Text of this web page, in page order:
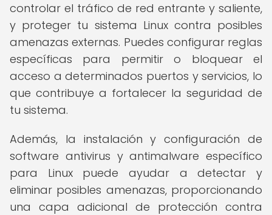
controlar el tráfico de red entrante y saliente,
y proteger tu sistema Linux contra posibles
amenazas externas. Puedes configurar reglas
específicas para permitir o bloquear el
acceso a determinados puertos y servicios, lo
que contribuye a fortalecer la seguridad de
tu sistema.
Además, la instalación y configuración de
software antivirus y antimalware específico
para Linux puede ayudar a detectar y
eliminar posibles amenazas, proporcionando
una capa adicional de protección contra